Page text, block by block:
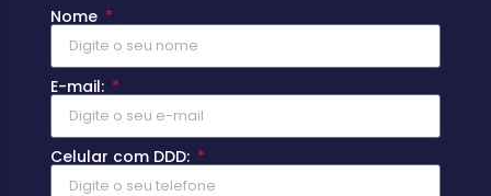
Nome
E-mail:
Celular com DDD: